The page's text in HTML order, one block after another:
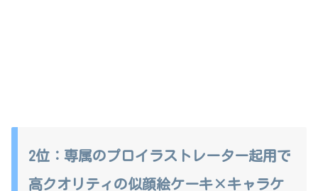
2位：専属のプロイラストレーター起用で
高クオリティの似顔絵ケーキ×キャラケ